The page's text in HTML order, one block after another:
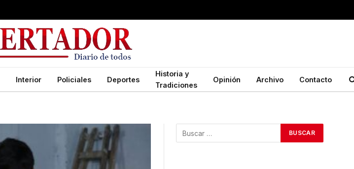
Interior Policiales Deportes
Historia y
Tradiciones
Opinión Archivo Contacto